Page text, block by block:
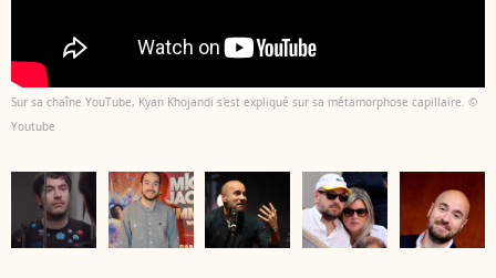
Sur sa chaîne YouTube, Kyan Khojandi s'est expliqué sur sa métamorphose capillaire. ©
Youtube